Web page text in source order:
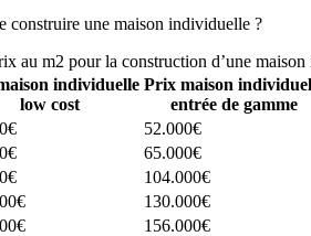
construire une maison individuelle ?
au m2 pour la construction d’une
individuelle
low cost
Prix maison
entrée de gamme
52.000€
65.000€
104.000€
130.000€
156.000€